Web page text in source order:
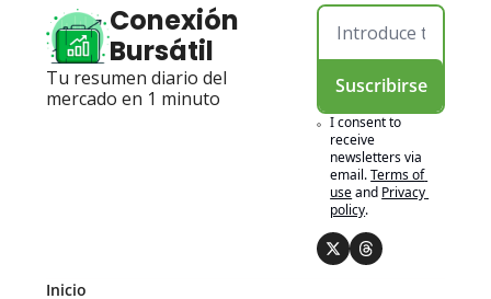
Conexión
Bursátil
Tu resumen diario del
mercado en 1 minuto
Suscribirse
I consent to
receive
newsletters via
email.Terms of
useand Privacy
policy.
Inicio